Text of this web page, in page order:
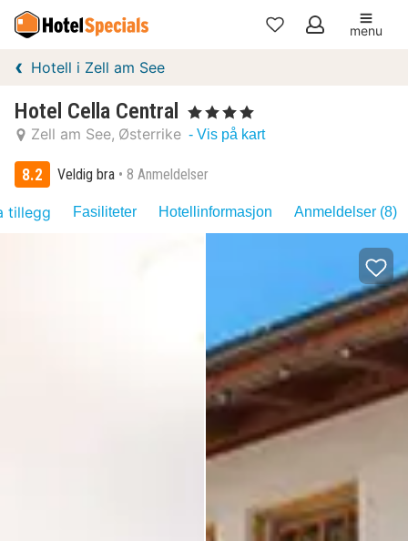
Mine
menu
Hotell i Zell am See
Hotel Cella Central , 4 Stjerner
Zell am See Østerrike - Vis på kart
8.2 Veldig bra 8 Anmeldelser
tillegg Fasiliteter Hotellinformasjon Anmeldelser (8)